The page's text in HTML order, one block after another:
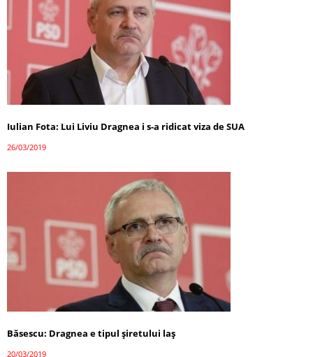
Iulian Fota: Lui Liviu Dragnea i s-a ridicat viza de SUA
26/03/2019
Băsescu: Dragnea e tipul şiretului laş
20/03/2019